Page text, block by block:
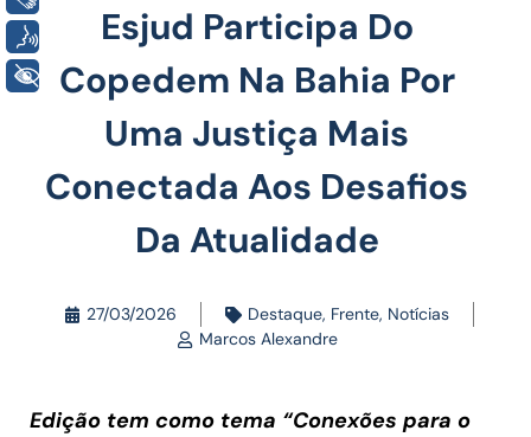
Esjud Participa Do
Copedem Na Bahia Por
Uma Justiça Mais
Conectada Aos Desafios
Da Atualidade
27/03/2026 Destaque, Frente, Notícias
Marcos Alexandre
Edição tem como tema “Conexões para o
+ Acessibilidade